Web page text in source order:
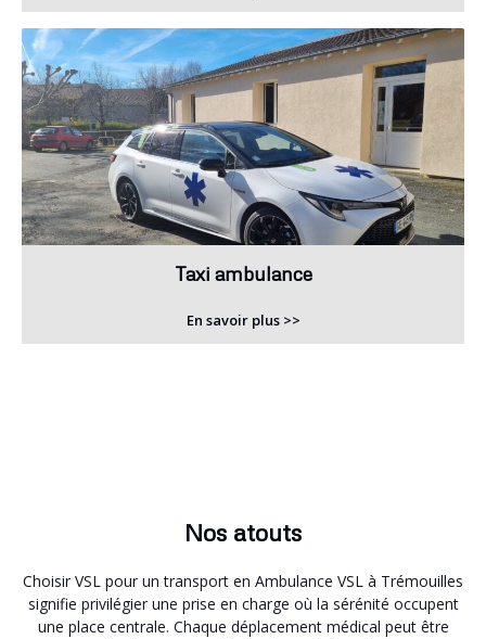
Taxi ambulance
En savoir plus >>
Nos atouts
Choisir VSL pour un transport en Ambulance VSL à Trémouilles
signifie privilégier une prise en charge où la sérénité occupent
une place centrale. Chaque déplacement médical peut être